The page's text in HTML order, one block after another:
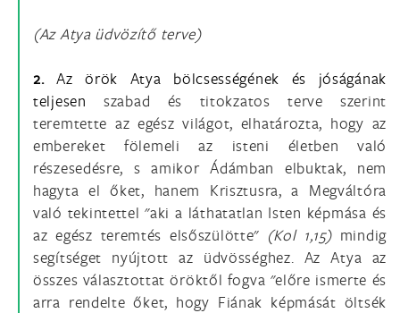
(Az Atya üdvözítő terve)
2.Az örök Atya bölcsességének és jóságának
teljesenszabad és titokzatos terve szerint
teremtette az egész világot, elhatározta, hogy az
embereket fölemeli az isteni életben való
részesedésre, s amikor Ádámban elbuktak, nem
hagyta el őket, hanem Krisztusra, a Megváltóra
való tekintettel "aki a láthatatlan Isten képmása és
az egész teremtés elsőszülötte" (Kol 1,15)mindig
segítséget nyújtott az üdvösséghez. Az Atya az
összes választottat öröktől fogva "előre ismerte és
arra rendelte őket, hogy Fiának képmását öltsék